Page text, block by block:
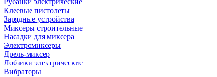
Рубанки электрические
Клеевые пистолеты
Зарядные устройства
Миксеры строительные
Насадки для миксера
Электромиксеры
Дрель-миксер
Лобзики электрические
Вибраторы